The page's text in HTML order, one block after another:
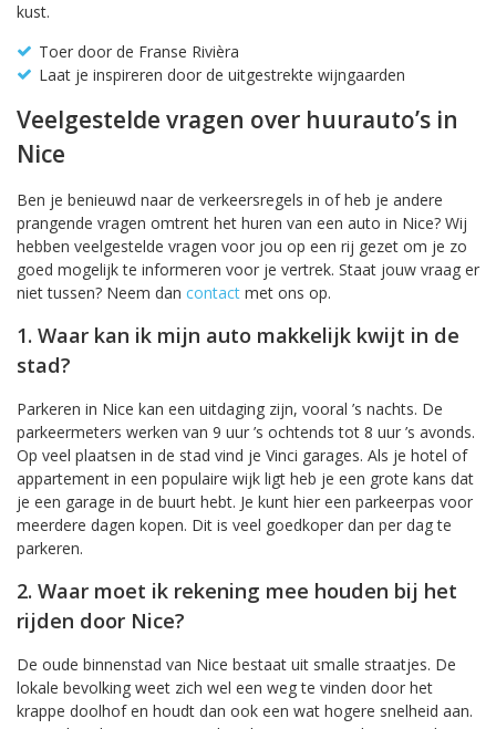
kust.
Toer door de Franse Rivièra
Laat je inspireren door de uitgestrekte wijngaarden
Veelgestelde vragen over huurauto’s in
Nice
Ben je benieuwd naar de verkeersregels in of heb je andere
prangende vragen omtrent het huren van een auto in Nice? Wij
hebben veelgestelde vragen voor jou op een rij gezet om je zo
goed mogelijk te informeren voor je vertrek. Staat jouw vraag er
niet tussen? Neem dan contact met ons op.
1. Waar kan ik mijn auto makkelijk kwijt in de
stad?
Parkeren in Nice kan een uitdaging zijn, vooral ’s nachts. De
parkeermeters werken van 9 uur ’s ochtends tot 8 uur ’s avonds.
Op veel plaatsen in de stad vind je Vinci garages. Als je hotel of
appartement in een populaire wijk ligt heb je een grote kans dat
je een garage in de buurt hebt. Je kunt hier een parkeerpas voor
meerdere dagen kopen. Dit is veel goedkoper dan per dag te
parkeren.
2. Waar moet ik rekening mee houden bij het
rijden door Nice?
De oude binnenstad van Nice bestaat uit smalle straatjes. De
lokale bevolking weet zich wel een weg te vinden door het
krappe doolhof en houdt dan ook een wat hogere snelheid aan.